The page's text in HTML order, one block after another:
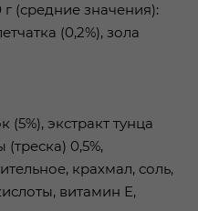
г (средние значения):
(0,2%), зола
экстракт тунца
(треска) 0,5%,
крахмал, соль,
витамин Е,